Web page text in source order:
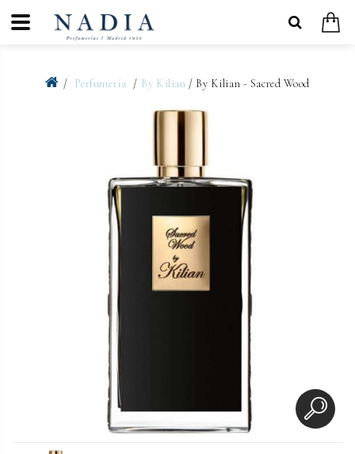
Perfumería By Kilian / By Kilian - Sacred Wood